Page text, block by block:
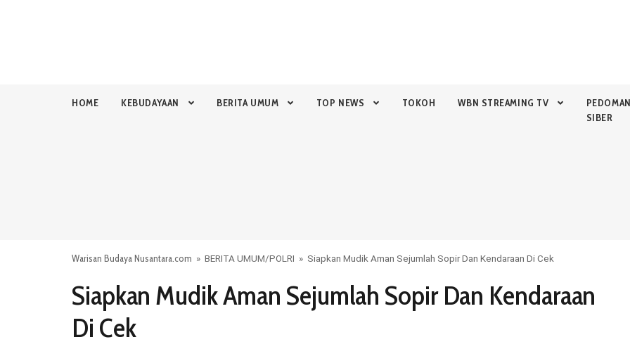
HOME KEBUDAYAAN BERITA UMUM TOP NEWS TOKOH WBN STREAMING TV
PEDOMAN
SIBER
Warisan Budaya Nusantara.com » BERITA UMUM/POLRI » Siapkan Mudik Aman Sejumlah Sopir Dan Kendaraan Di Cek
Siapkan Mudik Aman Sejumlah Sopir Dan Kendaraan
Di Cek